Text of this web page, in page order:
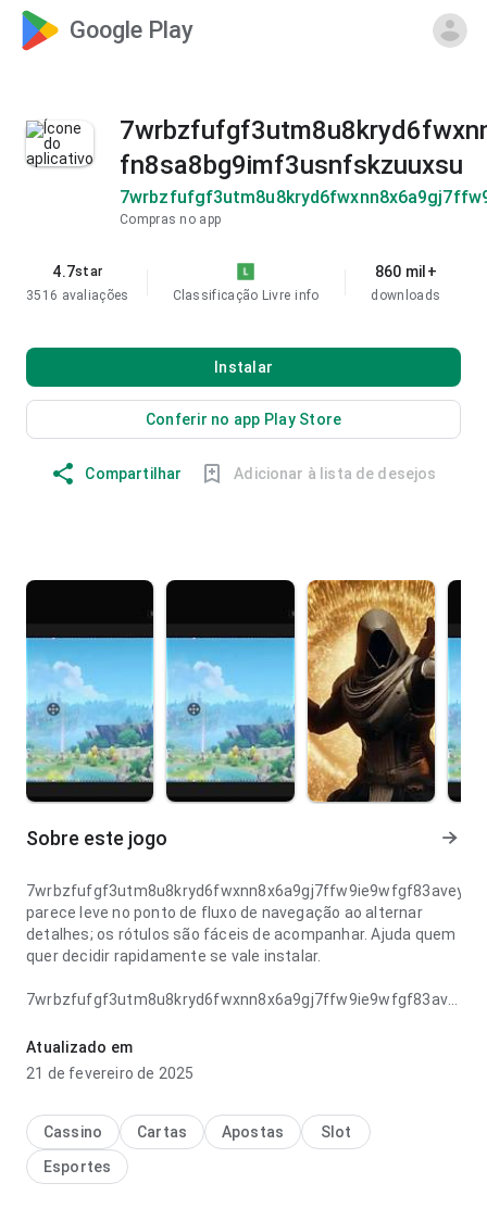
Google Play
fn8sa8bg9imf3usnfskzuuxsu
Compras no app
4.7star
3516 avaliações
Classificação Livre info
860 mil+
downloads
Instalar
Conferir no app Play Store
Compartilhar Adicionar à lista de desejos
Sobre este jogo
parece leve no ponto de fluxo de navegação ao alternar
detalhes; os rótulos são fáceis de acompanhar. Ajuda quem
quer decidir rapidamente se vale instalar.
descrições longas; a página parece completa sem ficar
pesada. O resultado geral parece prático e maduro.
Atualizado em
21 de fevereiro de 2025
Cassino Cartas Apostas
Slot
Esportes